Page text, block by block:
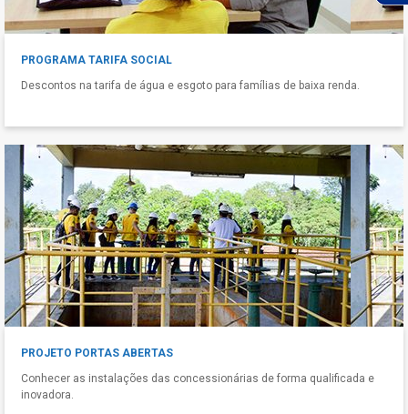
PROGRAMA TARIFA SOCIAL
Descontos na tarifa de água e esgoto para famílias de baixa renda.
PROJETO PORTAS ABERTAS
Conhecer as instalações das concessionárias de forma qualificada e
inovadora.